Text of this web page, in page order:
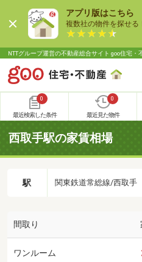
アプリ版はこちら
複数社の物件を探せる
NTTグループ運営の不動産総合サイト goo住宅・
0
最近検索した条件
0
最近見た物件
西取手駅の家賃相場
駅 関東鉄道常総線/西取手
間取り
ワンルーム